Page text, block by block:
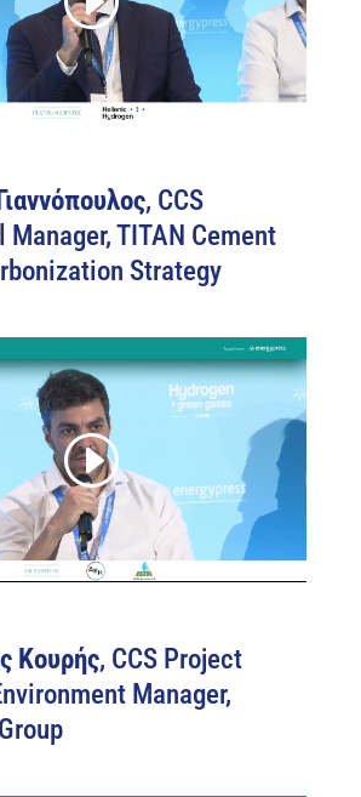
, CCS
TITAN Cement
Strategy
Κουρής, CCS Project
Manager,